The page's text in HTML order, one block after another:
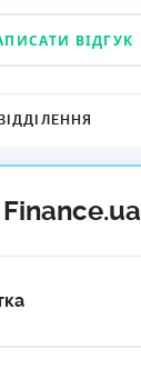
ВІДГУК
ВІДДІЛЕННЯ